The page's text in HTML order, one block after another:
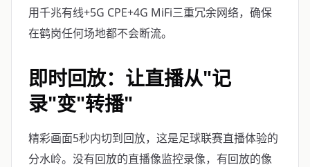
用千兆有线+5G CPE+4G MiFi三重冗余网络，确保
在鹤岗任何场地都不会断流。
即时回放：让直播从"记
录"变"转播"
精彩画面5秒内切到回放，这是足球联赛直播体验的
分水岭。没有回放的直播像监控录像，有回放的像